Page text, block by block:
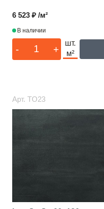
6 523 ₽ /м²
В наличии
- +
шт.
м²
Арт. TO23